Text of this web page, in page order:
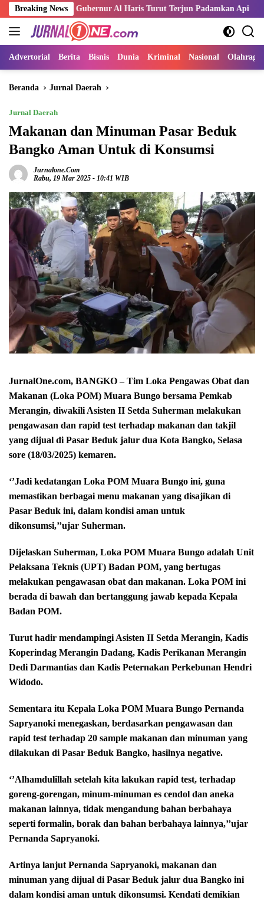
Langsung
ke
konten
Breaking News
Gubernur Al Haris Turut Terjun Padamkan Api
Advertorial Berita Bisnis Dunia Kriminal Nasional Olahraga
Beranda Jurnal Daerah
Jurnal Daerah
Makanan dan Minuman Pasar Beduk
Bangko Aman Untuk di Konsumsi
Jurnalone.com
Rabu, 19 Mar 2025 - 10:41 WIB
JurnalOne.com, BANGKO – Tim Loka Pengawas Obat dan
Makanan (Loka POM) Muara Bungo bersama Pemkab
Merangin, diwakili Asisten II Setda Suherman melakukan
pengawasan dan rapid test terhadap makanan dan takjil
yang dijual di Pasar Beduk jalur dua Kota Bangko, Selasa
sore (18/03/2025) kemaren.
‘’Jadi kedatangan Loka POM Muara Bungo ini, guna
memastikan berbagai menu makanan yang disajikan di
Pasar Beduk ini, dalam kondisi aman untuk
dikonsumsi,’’ujar Suherman.
Dijelaskan Suherman, Loka POM Muara Bungo adalah Unit
Pelaksana Teknis (UPT) Badan POM, yang bertugas
melakukan pengawasan obat dan makanan. Loka POM ini
berada di bawah dan bertanggung jawab kepada Kepala
Badan POM.
Turut hadir mendampingi Asisten II Setda Merangin, Kadis
Koperindag Merangin Dadang, Kadis Perikanan Merangin
Dedi Darmantias dan Kadis Peternakan Perkebunan Hendri
Widodo.
Sementara itu Kepala Loka POM Muara Bungo Pernanda
Sapryanoki menegaskan, berdasarkan pengawasan dan
rapid test terhadap 20 sample makanan dan minuman yang
dilakukan di Pasar Beduk Bangko, hasilnya negative.
‘’Alhamdulillah setelah kita lakukan rapid test, terhadap
goreng-gorengan, minum-minuman es cendol dan aneka
makanan lainnya, tidak mengandung bahan berbahaya
seperti formalin, borak dan bahan berbahaya lainnya,’’ujar
Pernanda Sapryanoki.
Artinya lanjut Pernanda Sapryanoki, makanan dan
minuman yang dijual di Pasar Beduk jalur dua Bangko ini
dalam kondisi aman untuk dikonsumsi. Kendati demikian